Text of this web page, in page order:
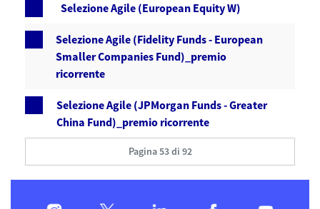
Selezione Agile (European Equity W)
Selezione Agile (Fidelity Funds - European
Smaller Companies Fund)_premio
ricorrente
Selezione Agile (JPMorgan Funds - Greater
China Fund)_premio ricorrente
Pagina 53 di 92